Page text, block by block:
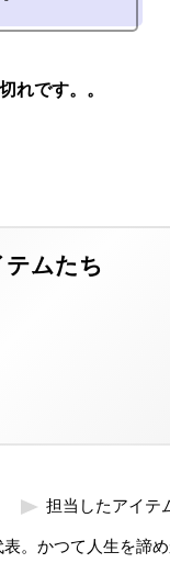
担当したアイテ
。かつて人生を諦